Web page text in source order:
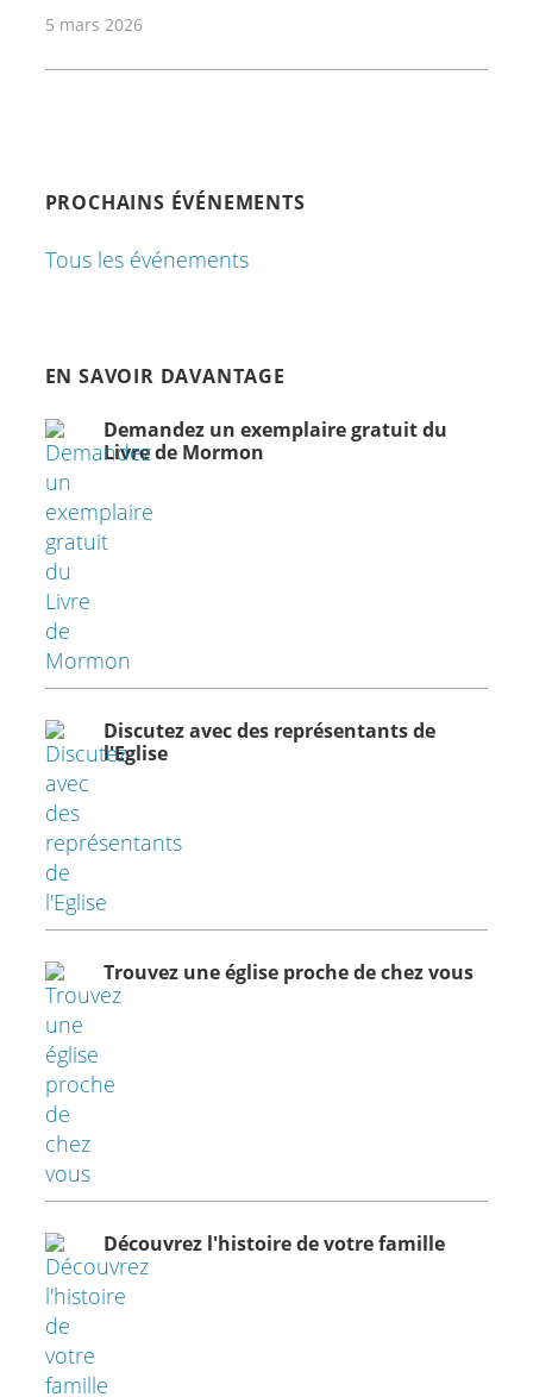
5 mars 2026
PROCHAINS ÉVÉNEMENTS
Tous les événements
EN SAVOIR DAVANTAGE
Demandez un exemplaire gratuit du
Livre de Mormon
Discutez avec des représentants de
l'Eglise
Trouvez une église proche de chez vous
Découvrez l'histoire de votre famille